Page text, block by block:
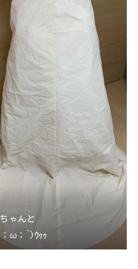
ゃんと
ω；`)ｳｩｩ